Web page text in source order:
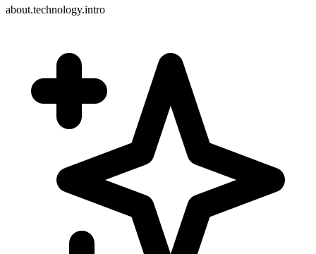
about.technology.intro